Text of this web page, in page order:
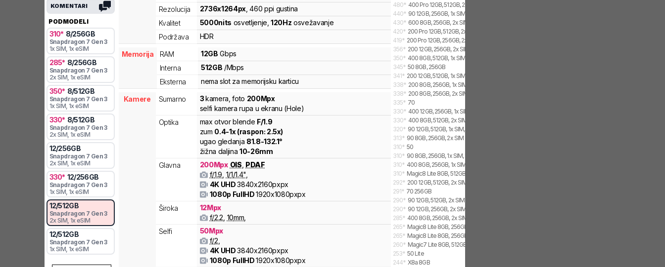
KOMENTARI
PODMODELI
310* 8/256GB
Snapdragon 7 Gen 3
1x SIM, 1x eSIM
285* 8/256GB
Snapdragon 7 Gen 3
2x SIM, 1x eSIM
350* 8/512GB
Snapdragon 7 Gen 3
1x SIM, 1x eSIM
330* 8/512GB
Snapdragon 7 Gen 3
2x SIM, 1x eSIM
12/256GB
Snapdragon 7 Gen 3
2x SIM, 1x eSIM
330* 12/256GB
Snapdragon 7 Gen 3
1x SIM, 1x eSIM
12/512GB
Snapdragon 7 Gen 3
2x SIM, 1x eSIM
12/512GB
Snapdragon 7 Gen 3
1x SIM, 1x eSIM
Rezolucija
2736x1264px ,460 ppi gustina
Kvalitet
5000nits osvetljenje 120Hz osvežavanje
Podržava
HDR
Memorija RAM 12GB Gbps
Interna
512GB /Mbps
Eksterna
nema slot za memorijsku karticu
Kamere Sumarno 3kamera foto 200Mpx
selfi kamera rupa u ekranu (Hole)
Optika
max otvor blende F/1.9
zum 0.4-1x (raspon: 2.5x)
ugao gledanja 81.8-132.1°
žižna daljina 10-26mm
Glavna
200Mpx OIS PDAF
f/1.9 1/1/1.4"
4K UHD 3840x2160pxpx
1080p FullHD1920x1080pxpx
Široka
12Mpx
f/2.2 10mm
Selfi
50Mpx
f/2
4K UHD 3840x2160pxpx
1080p FullHD1920x1080pxpx
480* 400 Pro 12GB, 512GB, 2x SIM, 1x eSIM
440* 90 12GB, 256GB, 1x SIM, 1x eSIM
430* 600 8GB, 256GB, 2x SIM, 1x eSIM
420* 200 Pro 12GB, 512GB, 2x SIM
419* 200 Pro 12GB, 256GB, 2x SIM
356* 200 12GB, 256GB, 2x SIM
350* 400 8GB, 512GB, 1x SIM, 1x eSIM
345* 50 8GB, 256GB
341* 200 12GB, 512GB, 1x SIM, 1x eSIM
338* 200 8GB, 256GB, 1x SIM, 1x eSIM
338* 200 8GB, 256GB, 2x SIM
335* 70
330* 400 12GB, 256GB, 1x SIM, 1x eSIM
330* 400 8GB, 512GB, 2x SIM, 1x eSIM
320* 90 12GB, 512GB, 1x SIM, 1x eSIM
313* 90 8GB, 256GB, 2x SIM
310* 50
310* 90 8GB, 256GB, 1x SIM, 1x eSIM
310* 400 8GB, 256GB, 1x SIM, 1x eSIM
310* Magic8 Lite 8GB, 512GB, 2x SIM
292* 200 12GB, 512GB, 2x SIM
291* 70 256GB
290* 90 12GB, 512GB, 2x SIM
290* 90 12GB, 256GB, 2x SIM
285* 400 8GB, 256GB, 2x SIM, 1x eSIM
265* Magic8 Lite 8GB, 256GB, 2x SIM, 1x eSIM
265* Magic8 Lite 8GB, 256GB, 2x SIM
260* Magic7 Lite 8GB, 512GB, 1x SIM, 1x eSIM
253* 50 Lite
244* X8a 8GB